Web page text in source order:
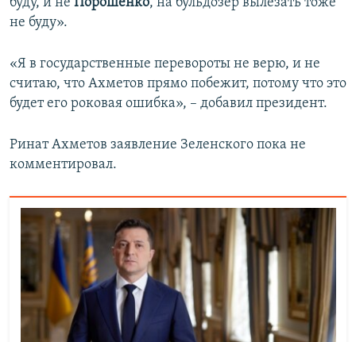
не буду».
«Я в государственные перевороты не верю, и не
считаю, что Ахметов прямо побежит, потому что это
будет его роковая ошибка», – добавил президент.
Ринат Ахметов заявление Зеленского пока не
комментировал.